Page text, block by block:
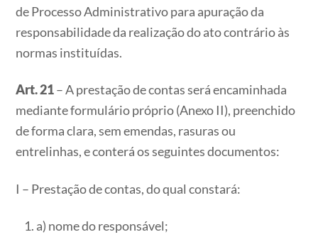
de Processo Administrativo para apuração da
responsabilidade da realização do ato contrário às
normas instituídas.
Art. 21– A prestação de contas será encaminhada
mediante formulário próprio (Anexo II), preenchido
de forma clara, sem emendas, rasuras ou
entrelinhas, e conterá os seguintes documentos:
I – Prestação de contas, do qual constará:
a) nome do responsável;